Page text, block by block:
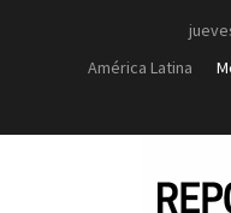
América Latina